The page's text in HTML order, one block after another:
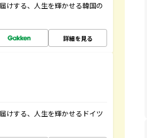
けする、人生を輝かせる韓国の
詳細を見る
けする、人生を輝かせるドイツ